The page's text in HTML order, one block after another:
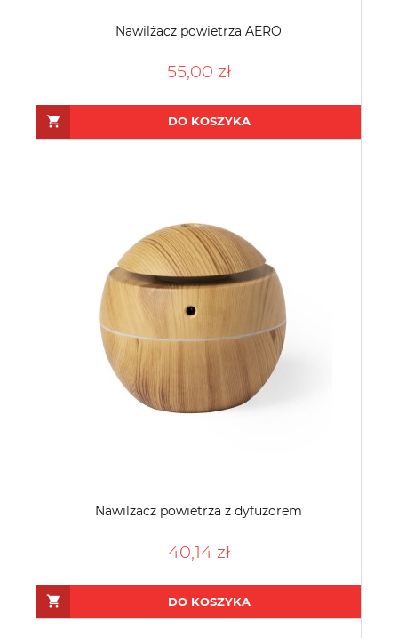
Nawilżacz powietrza AERO
55,00 zł
DO KOSZYKA
Nawilżacz powietrza z dyfuzorem
40,14 zł
DO KOSZYKA